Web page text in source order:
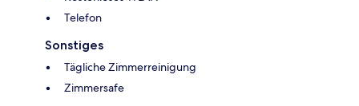
Telefon
Sonstiges
Tägliche Zimmerreinigung
Zimmersafe